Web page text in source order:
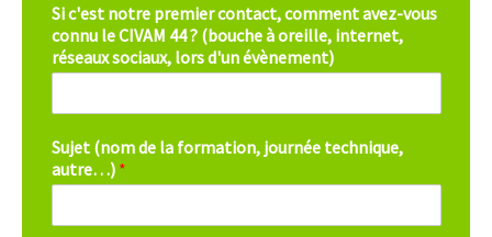
Si c'est notre premier contact, comment avez-vous
connu le CIVAM 44 ? (bouche à oreille, internet,
réseaux sociaux, lors d'un évènement)
Sujet (nom de la formation, journée technique,
autre…) *